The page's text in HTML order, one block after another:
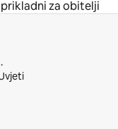
za obitelji